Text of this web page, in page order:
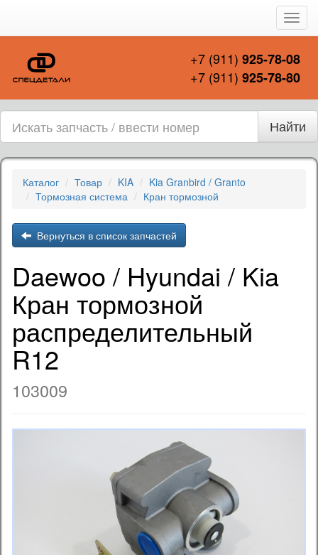
+7 (911) 925-78-08
+7 (911) 925-78-80
Найти
Каталог Товар KIA
Kia Granbird / Granto
Тормозная система
Кран тормозной
Вернуться в список запчастей
Daewoo / Hyundai / Kia
Кран тормозной
распределительный
R12
103009